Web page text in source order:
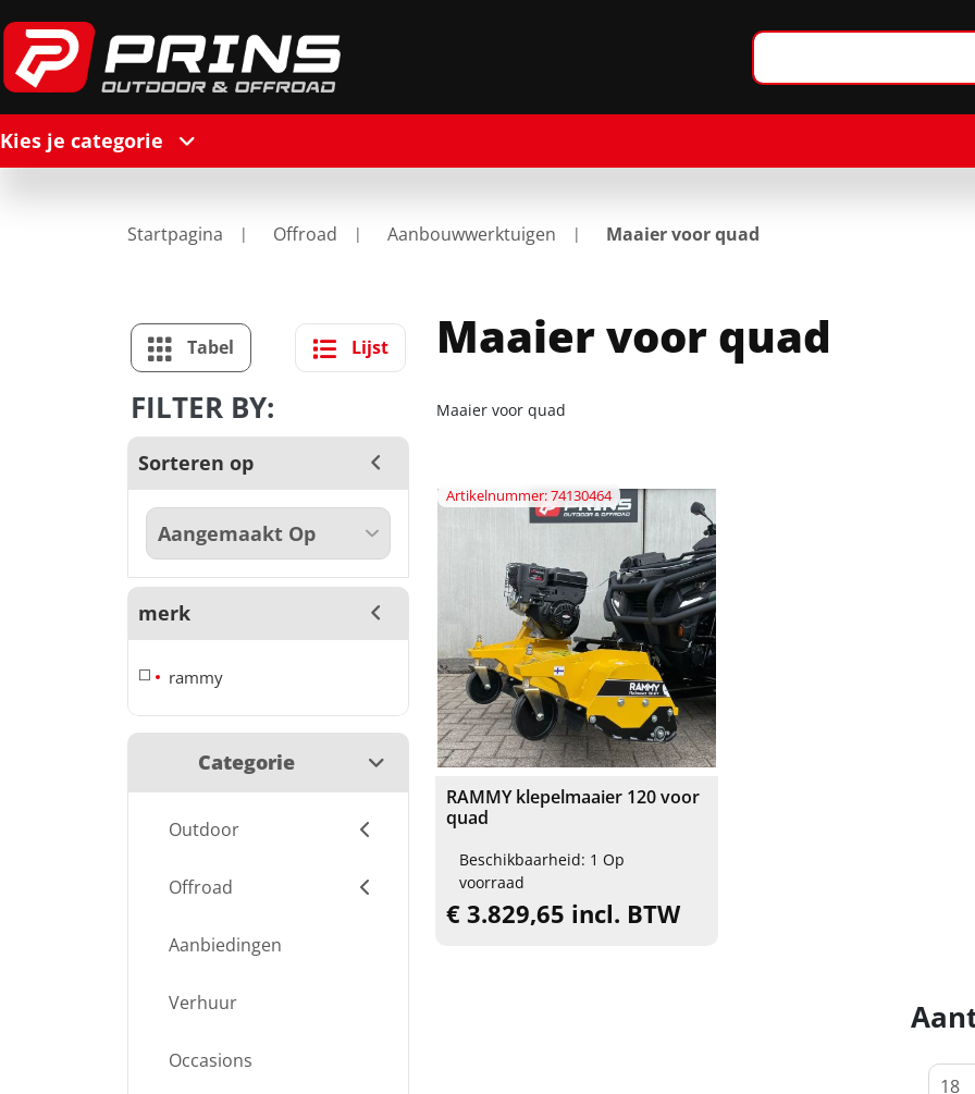
Kies je categorie
Startpagina Offroad Aanbouwwerktuigen Maaier voor quad
Tabel Lijst
FILTER BY:
Sorteren op
merk
rammy
Categorie
Outdoor
Offroad
Aanbiedingen
Verhuur
Occasions
Maaier voor quad
Maaier voor quad
Artikelnummer: 74130464
RAMMY klepelmaaier 120 voor
quad
Beschikbaarheid: 1 Op
voorraad
€ 3.829,65 incl. BTW